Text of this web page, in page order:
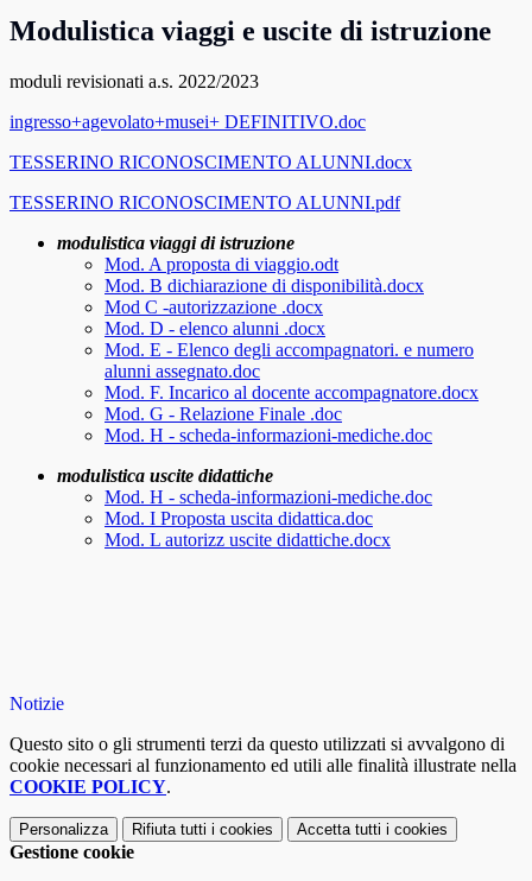
Modulistica viaggi e uscite di istruzione
moduli revisionati a.s. 2022/2023
ingresso+agevolato+musei+ DEFINITIVO.doc
TESSERINO RICONOSCIMENTO ALUNNI.docx
TESSERINO RICONOSCIMENTO ALUNNI.pdf
modulistica viaggi di istruzione
Mod. A proposta di viaggio.odt
Mod. B dichiarazione di disponibilità.docx
Mod C -autorizzazione .docx
Mod. D - elenco alunni .docx
Mod. E - Elenco degli accompagnatori. e numero
alunni assegnato.doc
Mod. F. Incarico al docente accompagnatore.docx
Mod. G - Relazione Finale .doc
Mod. H - scheda-informazioni-mediche.doc
modulistica uscite didattiche
Mod. H - scheda-informazioni-mediche.doc
Mod. I Proposta uscita didattica.doc
Mod. L autorizz uscite didattiche.docx
Notizie
Questo sito o gli strumenti terzi da questo utilizzati si avvalgono di
cookie necessari al funzionamento ed utili alle finalità illustrate nella
COOKIE POLICY.
Personalizza Rifiuta tutti i cookies Accetta tutti i cookies
Gestione cookie